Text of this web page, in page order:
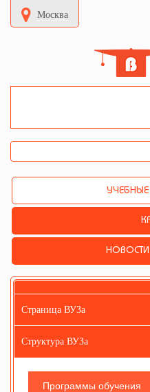
Москва
УЧЕБНЫЕ
Страница ВУЗа
Структура ВУЗа
Программы обучения